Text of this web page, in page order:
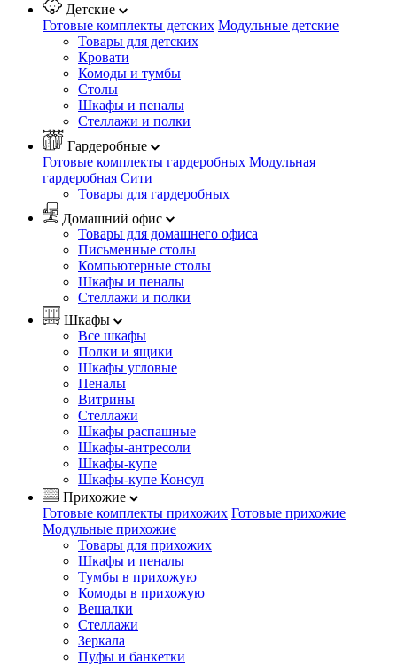
Детские
Готовые комплекты детских Модульные детские
Товары для детских
Кровати
Комоды и тумбы
Столы
Шкафы и пеналы
Стеллажи и полки
Гардеробные
Готовые комплекты гардеробных Модульная
гардеробная Сити
Товары для гардеробных
Домашний офис
Товары для домашнего офиса
Письменные столы
Компьютерные столы
Шкафы и пеналы
Стеллажи и полки
Шкафы
Все шкафы
Полки и ящики
Шкафы угловые
Пеналы
Витрины
Стеллажи
Шкафы распашные
Шкафы-антресоли
Шкафы-купе
Шкафы-купе Консул
Прихожие
Готовые комплекты прихожих Готовые прихожие
Модульные прихожие
Товары для прихожих
Шкафы и пеналы
Тумбы в прихожую
Комоды в прихожую
Вешалки
Стеллажи
Зеркала
Пуфы и банкетки